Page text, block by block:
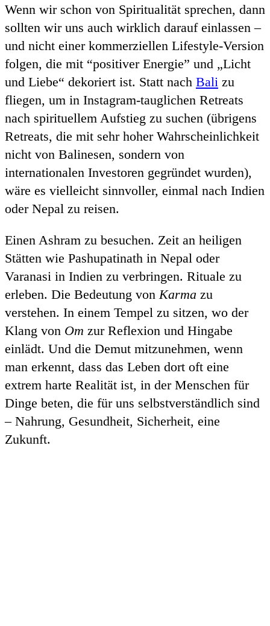
Wenn wir schon von Spiritualität sprechen, dann
sollten wir uns auch wirklich darauf einlassen –
und nicht einer kommerziellen Lifestyle-Version
folgen, die mit “positiver Energie” und „Licht
und Liebe“ dekoriert ist. Statt nach Bali zu
fliegen, um in Instagram-tauglichen Retreats
nach spirituellem Aufstieg zu suchen (übrigens
Retreats, die mit sehr hoher Wahrscheinlichkeit
nicht von Balinesen, sondern von
internationalen Investoren gegründet wurden),
wäre es vielleicht sinnvoller, einmal nach Indien
oder Nepal zu reisen.
Einen Ashram zu besuchen. Zeit an heiligen
Stätten wie Pashupatinath in Nepal oder
Varanasi in Indien zu verbringen. Rituale zu
erleben. Die Bedeutung von Karma zu
verstehen. In einem Tempel zu sitzen, wo der
Klang von Om zur Reflexion und Hingabe
einlädt. Und die Demut mitzunehmen, wenn
man erkennt, dass das Leben dort oft eine
extrem harte Realität ist, in der Menschen für
Dinge beten, die für uns selbstverständlich sind
– Nahrung, Gesundheit, Sicherheit, eine
Zukunft.